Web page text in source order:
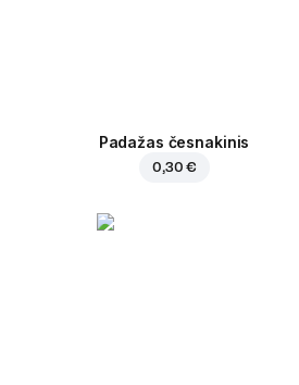
Padažas česnakinis
0,30 €